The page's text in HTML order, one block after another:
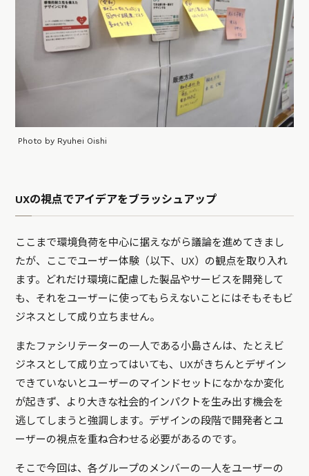
Photo by Ryuhei Oishi
UXの視点でアイデアをブラッシュアップ
ここまで環境負荷を中心に据えながら議論を進めてきまし
たが、ここでユーザー体験（以下、UX）の観点を取り入れ
ます。どれだけ環境に配慮した製品やサービスを開発して
も、それをユーザーに使ってもらえないことにはそもそもビ
ジネスとして成り立ちません。
またファシリテーターの一人である小島さんは、たとえビ
ジネスとして成り立ってはいても、UXがきちんとデザイン
できていないとユーザーのマインドセットになかなか変化
が起きず、より大きな社会的インパクトを生み出す機会を
逃してしまうと強調します。デザインの段階で開発者とユ
ーザーの視点を重ね合わせる必要があるのです。
そこで今回は、各グループのメンバーの一人をユーザーの